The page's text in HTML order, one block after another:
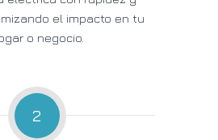
el impacto en tu
o negocio.
2